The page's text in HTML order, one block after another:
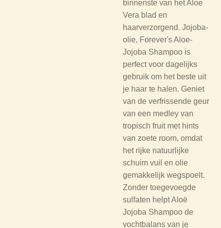
binnenste van het Aloe
Vera blad en
haarverzorgend. Jojoba-
olie, Forever's Aloe-
Jojoba Shampoo is
perfect voor dagelijks
gebruik om het beste uit
je haar te halen. Geniet
van de verfrissende geur
van een medley van
tropisch fruit met hints
van zoete room, omdat
het rijke natuurlijke
schuim vuil en olie
gemakkelijk wegspoelt.
Zonder toegevoegde
sulfaten helpt Aloë
Jojoba Shampoo de
vochtbalans van je